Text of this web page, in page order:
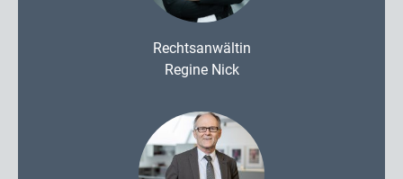
Rechtsanwältin
Regine Nick